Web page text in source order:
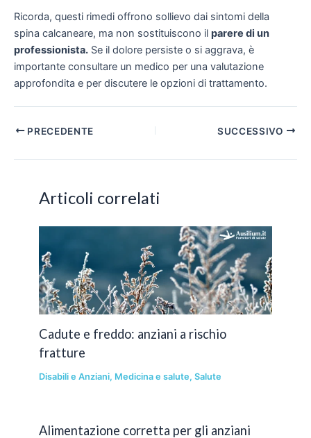
Ricorda, questi rimedi offrono sollievo dai sintomi della
spina calcaneare, ma non sostituiscono il parere di un
professionista. Se il dolore persiste o si aggrava, è
importante consultare un medico per una valutazione
approfondita e per discutere le opzioni di trattamento.
Navigazione
PRECEDENTE SUCCESSIVO
Articoli correlati
Cadute e freddo: anziani a rischio
fratture
Disabili e Anziani, Medicina e salute,Salute
Alimentazione corretta per gli anziani